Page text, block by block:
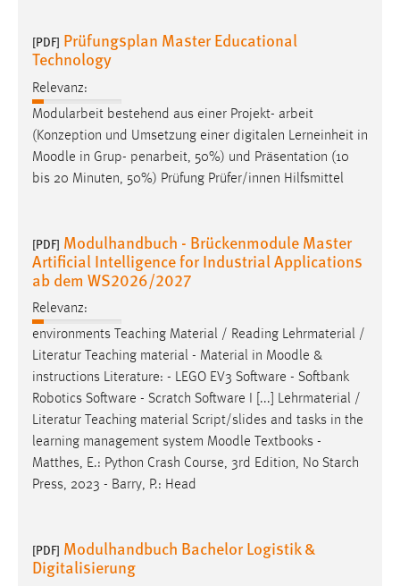
[PDF] Prüfungsplan Master Educational
Technology
Relevanz:
Modularbeit bestehend aus einer Projekt- arbeit
(Konzeption und Umsetzung einer digitalen Lerneinheit in
Moodle in Grup- penarbeit, 50%) und Präsentation (10
bis 20 Minuten, 50%) Prüfung Prüfer/innen Hilfsmittel
[PDF] Modulhandbuch - Brückenmodule Master
Artificial Intelligence for Industrial Applications
ab dem WS2026/2027
Relevanz:
environments Teaching Material / Reading Lehrmaterial /
Literatur Teaching material - Material in Moodle &
instructions Literature: - LEGO EV3 Software - Softbank
Robotics Software - Scratch Software I [...] Lehrmaterial /
Literatur Teaching material Script/slides and tasks in the
learning management system Moodle Textbooks -
Matthes, E.: Python Crash Course, 3rd Edition, No Starch
Press, 2023 - Barry, P.: Head
[PDF] Modulhandbuch Bachelor Logistik &
Digitalisierung